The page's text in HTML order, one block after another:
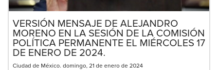
VERSIÓN MENSAJE DE ALEJANDRO
MORENO EN LA SESIÓN DE LA COMISIÓN
POLÍTICA PERMANENTE EL MIÉRCOLES 17
DE ENERO DE 2024.
Ciudad de México. domingo, 21 de enero de 2024